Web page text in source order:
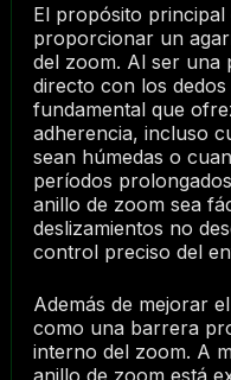
El propósito principal
proporcionar un
del zoom. Al ser una
directo con los
fundamental que
adherencia, incluso
sean húmedas o
períodos
anillo de zoom sea
deslizamientos no
control preciso del
Además de mejorar
como una barrera
interno del zoom. A
anillo de zoom está